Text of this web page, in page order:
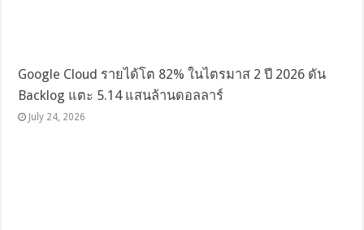
Google Cloud รายได้โต 82% ในไตรมาส 2 ปี 2026 ดัน
Backlog แตะ 5.14 แสนล้านดอลลาร์
July 24, 2026